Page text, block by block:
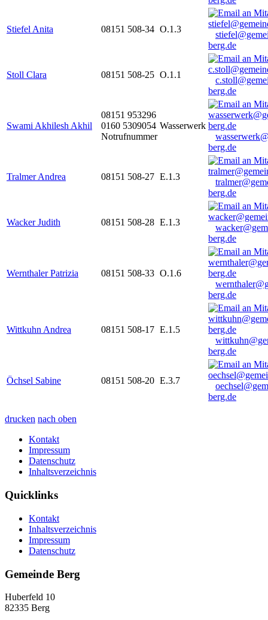
Stiefel Anita 08151 508-34 O.1.3
berg.de
Stoll Clara 08151 508-25 O.1.1
berg.de
Swami Akhilesh Akhil
08151 953296
0160 5309054
Notrufnummer
Wasserwerk
berg.de
Tralmer Andrea 08151 508-27 E.1.3
berg.de
Wacker Judith 08151 508-28 E.1.3
berg.de
Wernthaler Patrizia 08151 508-33 O.1.6
berg.de
Wittkuhn Andrea 08151 508-17 E.1.5
berg.de
Öchsel Sabine 08151 508-20 E.3.7
berg.de
drucken nach oben
Kontakt
Impressum
Datenschutz
Inhaltsverzeichnis
Quicklinks
Kontakt
Inhaltsverzeichnis
Impressum
Datenschutz
Gemeinde Berg
Huberfeld 10
82335 Berg